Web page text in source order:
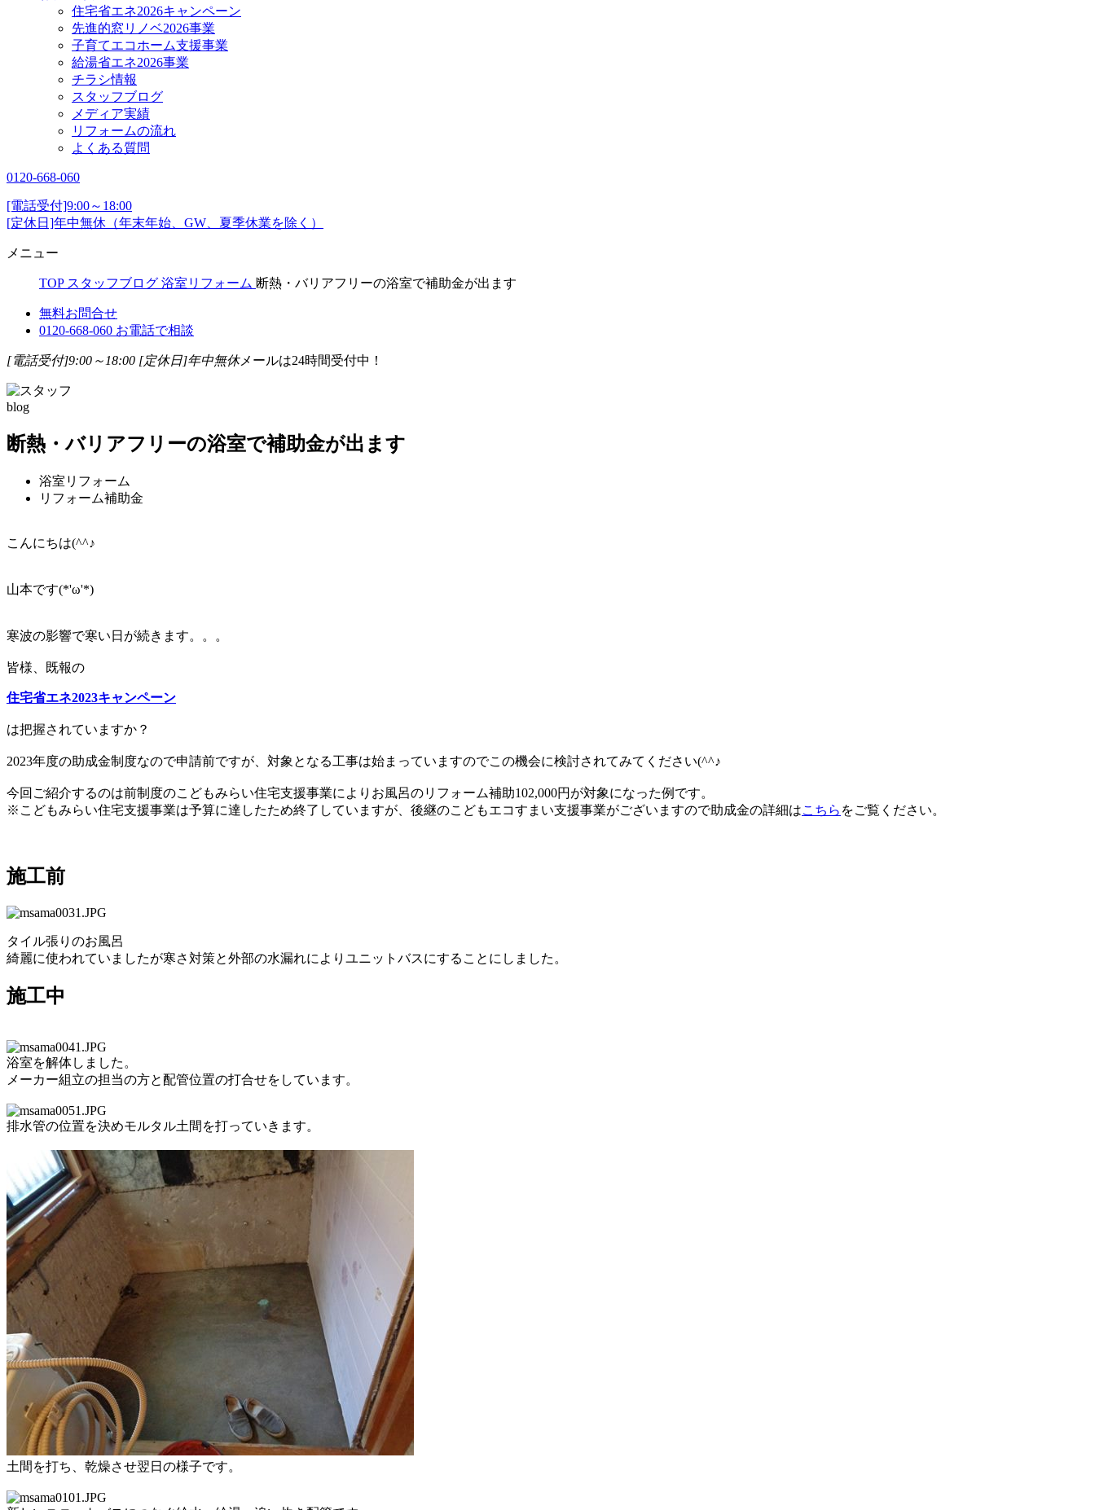
住宅省エネ2026キャンペーン
先進的窓リノベ2026事業
子育てエコホーム支援事業
給湯省エネ2026事業
チラシ情報
スタッフブログ
メディア実績
リフォームの流れ
よくある質問
0120-668-060
[電話受付]9:00～18:00
[定休日]年中無休（年末年始、GW、夏季休業を除く）
メニュー
TOP スタッフブログ 浴室リフォーム 断熱・バリアフリーの浴室で補助金が出ます
無料お問合せ
0120-668-060 お電話で相談
[電話受付]9:00～18:00 [定休日]年中無休メールは24時間受付中！
blog
断熱・バリアフリーの浴室で補助金が出ます
浴室リフォーム
リフォーム補助金
こんにちは(^^♪
山本です(*'ω'*)
寒波の影響で寒い日が続きます。。。
皆様、既報の
住宅省エネ2023キャンペーン
は把握されていますか？
2023年度の助成金制度なので申請前ですが、対象となる工事は始まっていますのでこの機会に検討されてみてください(^^♪
今回ご紹介するのは前制度のこどもみらい住宅支援事業によりお風呂のリフォーム補助102,000円が対象になった例です。
※こどもみらい住宅支援事業は予算に達したため終了していますが、後継のこどもエコすまい支援事業がございますので助成金の詳細はこちら をご覧ください。
施工前
タイル張りのお風呂
綺麗に使われていましたが寒さ対策と外部の水漏れによりユニットバスにすることにしました。
施工中
浴室を解体しました。
メーカー組立の担当の方と配管位置の打合せをしています。
排水管の位置を決めモルタル土間を打っていきます。
土間を打ち、乾燥させ翌日の様子です。